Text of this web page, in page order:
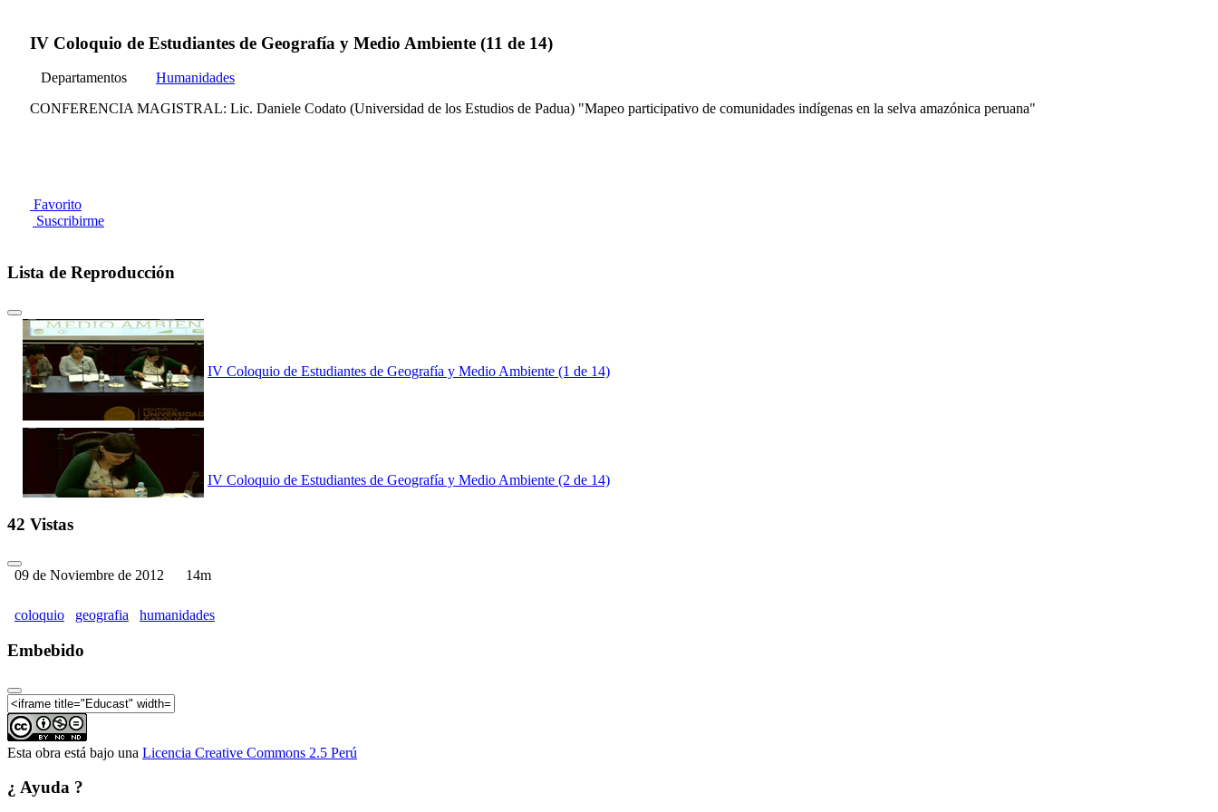
IV Coloquio de Estudiantes de Geografía y Medio Ambiente (11 de 14)
Departamentos
Humanidades
CONFERENCIA MAGISTRAL: Lic. Daniele Codato (Universidad de los Estudios de Padua) "Mapeo participativo de comunidades indígenas en la selva amazónica peruana"
Favorito
Suscribirme
Lista de Reproducción
IV Coloquio de Estudiantes de Geografía y Medio Ambiente (1 de 14)
IV Coloquio de Estudiantes de Geografía y Medio Ambiente (2 de 14)
42 Vistas
09 de Noviembre de 2012 14m
coloquio geografia humanidades
Embebido
Esta obra está bajo una Licencia Creative Commons 2.5 Perú
¿ Ayuda ?